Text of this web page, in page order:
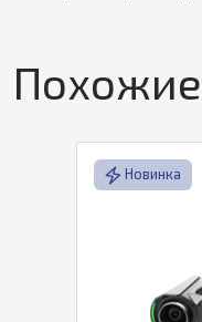
Новинка